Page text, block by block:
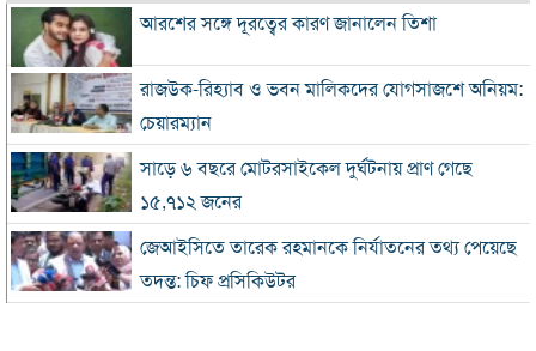
আরশের সঙ্গে দূরত্বের কারণ জানালেন তিশা
রাজউক-রিহ্যাব ও ভবন মালিকদের যোগসাজশে অনিয়ম:
চেয়ারম্যান
সাড়ে ৬ বছরে মোটরসাইকেল দুর্ঘটনায় প্রাণ গেছে
১৫,৭১২ জনের
জেআইসিতে তারেক রহমানকে নির্যাতনের তথ্য পেয়েছে
তদন্ত: চিফ প্রসিকিউটর